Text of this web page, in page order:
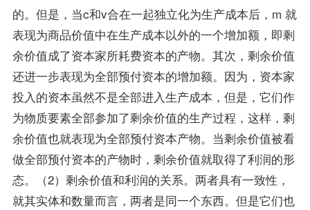
的。但是，当c和v合在一起独立化为生产成本后，m 就
表现为商品价值中在生产成本以外的一个增加额，即剩
余价值成了资本家所耗费资本的产物。其次，剩余价值
还进一步表现为全部预付资本的增加额。因为，资本家
投入的资本虽然不是全部进入生产成本，但是，它们作
为物质要素全部参加了剩余价值的生产过程，这样，剩
余价值也就表现为全部预付资本产物。当剩余价值被看
做全部预付资本的产物时，剩余价值就取得了利润的形
态。（2）剩余价值和利润的关系。两者具有一致性，
就其实体和数量而言，两者是同一个东西。但是它们也